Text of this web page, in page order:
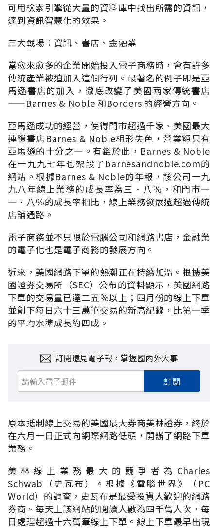
可用檢索引擎從大量的資料庫中找出所需的資訊，
達到資訊智慧化的效果。
三大戰場：資訊、書店、金融業
當愈來愈多的企業開始投入電子商務時，會有許多
傳統產業被迫加入這個行列。最著名的例子即是亞
馬遜書店的加入，徹底改變了美國兩家傳統書店
——Barnes & Noble 和Borders 的經營方向。
亞馬遜成功的經營，使得門市超過千家、美國最大
連鎖書店Barnes & Noble相形失色，營業額只有
亞馬遜的十分之一。有鑑於此，Barnes & Noble
在一九九七年也架設了barnesandnoble.com的
網站。根據Barnes & Noble的年報，該公司一九
九八年線上業務的成長率為三．八％，和門市一
一．八％的成長率相比，線上業務發展遠超過傳統
店舖通路。
電子商務並不只限於電腦公司和網路書店，金融業
的電子化也是電子商務的發展方向。
近來，美國網路下單的熱潮正在持續加溫。根據美
國證券交易所（SEC）公布的資料顯示，美國網路
下單的交易量已達二五％以上；四月份的線上下單
並創下每日六十三萬筆交易的新高紀錄，比第一季
的平均水準成長約四成。
訂閱遠見電子報，掌握國內外大事
訂閱
原本抵制線上交易的美國最大券商美林證券，終於
在六月一日正式向網際網路低頭，開辦了網路下單
業務。
美林線上業務最大的競爭者為Charles
Schwab（史瓦布）。根據《電腦世界》（PC
World）的調查，史瓦布是最受投資人歡迎的網路
券商。每天上該網站的閱讀人數為四千萬人次，每
日處理超過十六萬筆線上下單。線上下單最早出現